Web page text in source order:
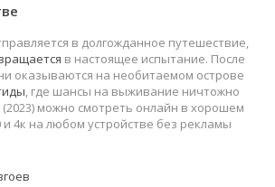
в долгожданное путешествие,
в настоящее испытание. После
оказываются на необитаемом острове
, где шансы на выживание ничтожно
можно смотреть онлайн в хорошем
и 4к на любом устройстве без рекламы